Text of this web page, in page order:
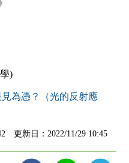
)
為憑？（光的反射應
更新日：2022/11/29 10:45